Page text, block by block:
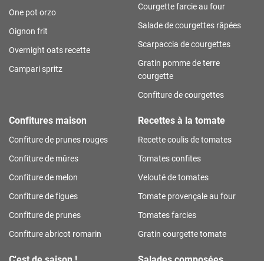
One pot orzo
Oignon frit
Overnight oats recette
Campari spritz
Courgette farcie au four
Salade de courgettes râpées
Scarpaccia de courgettes
Gratin pomme de terre
courgette
Confiture de courgettes
Confitures maison
Confiture de prunes rouges
Confiture de mûres
Confiture de melon
Confiture de figues
Confiture de prunes
Confiture abricot romarin
Recettes à la tomate
Recette coulis de tomates
Tomates confites
Velouté de tomates
Tomate provençale au four
Tomates farcies
Gratin courgette tomate